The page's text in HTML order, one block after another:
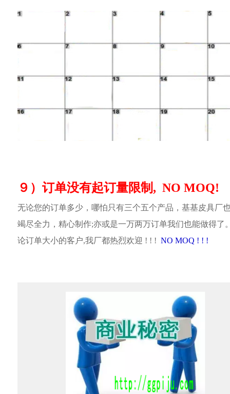
９）订单没有起订量限制, NO MOQ!
无论您的订单多少，哪怕只有三个五个产品，基基皮具厂
竭尽全力，精心制作;亦或是一万两万订单我们也能做得了
论订单大小的客户,我厂都热烈欢迎 ! ! ! NO MOQ ! ! !